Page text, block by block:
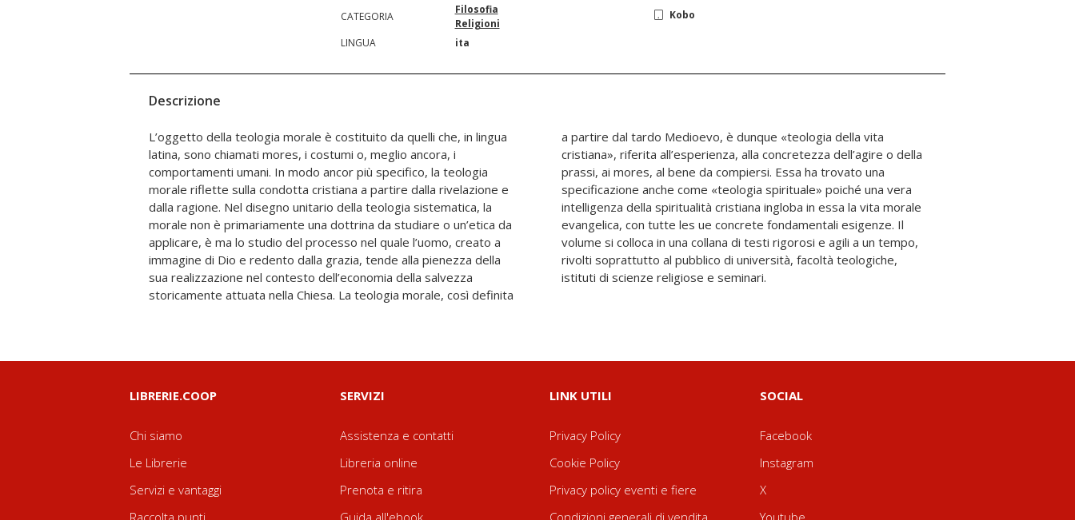
CATEGORIA
Filosofia
Religioni
LINGUA
ita
Kobo
Descrizione
L’oggetto della teologia morale è costituito da quelli che, in lingua
latina, sono chiamati mores, i costumi o, meglio ancora, i
comportamenti umani. In modo ancor più specifico, la teologia
morale riflette sulla condotta cristiana a partire dalla rivelazione e
dalla ragione. Nel disegno unitario della teologia sistematica, la
morale non è primariamente una dottrina da studiare o un’etica da
applicare, è ma lo studio del processo nel quale l’uomo, creato a
immagine di Dio e redento dalla grazia, tende alla pienezza della
sua realizzazione nel contesto dell’economia della salvezza
storicamente attuata nella Chiesa. La teologia morale, così definita
a partire dal tardo Medioevo, è dunque «teologia della vita
cristiana», riferita all’esperienza, alla concretezza dell’agire o della
prassi, ai mores, al bene da compiersi. Essa ha trovato una
specificazione anche come «teologia spirituale» poiché una vera
intelligenza della spiritualità cristiana ingloba in essa la vita morale
evangelica, con tutte les ue concrete fondamentali esigenze. Il
volume si colloca in una collana di testi rigorosi e agili a un tempo,
rivolti soprattutto al pubblico di università, facoltà teologiche,
istituti di scienze religiose e seminari.
LIBRERIE.COOP
Chi siamo
Le Librerie
Servizi e vantaggi
Raccolta punti
SERVIZI
Assistenza e contatti
Libreria online
Prenota e ritira
Guida all'ebook
LINK UTILI
Privacy Policy
Cookie Policy
Privacy policy eventi e fiere
Condizioni generali di vendita
SOCIAL
Facebook
Instagram
X
Youtube